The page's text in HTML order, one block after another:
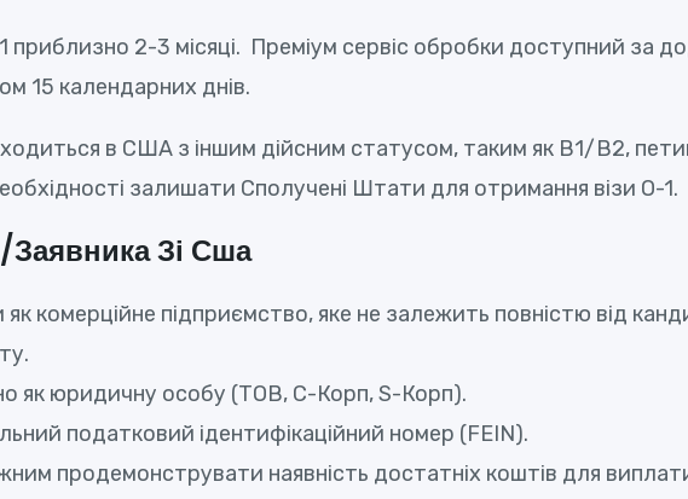
приблизно 2-3 місяці. Преміум сервіс обробки доступний за
15 календарних днів.
в США з іншим дійсним статусом, таким як B1/B2,
залишати Сполучені Штати для отримання візи O-1.
Зі Сша
комерційне підприємство, яке не залежить повністю від
як юридичну особу (ТОВ, С-Корп, S-Корп).
податковий ідентифікаційний номер (FEIN).
продемонструвати наявність достатніх коштів для